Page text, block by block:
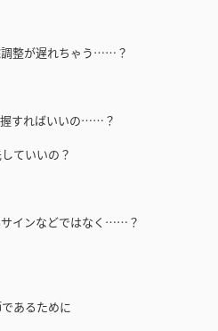
調整が遅れちゃう……？
握すればいいの……？
ていいの？
インなどではなく……？
あるために